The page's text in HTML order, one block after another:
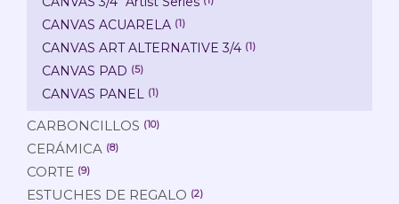
CANVAS ACUARELA (1)
CANVAS ART ALTERNATIVE 3/4 (1)
CANVAS PAD (5)
CANVAS PANEL (1)
CARBONCILLOS (10)
CERÁMICA (8)
CORTE (9)
ESTUCHES DE REGALO (2)